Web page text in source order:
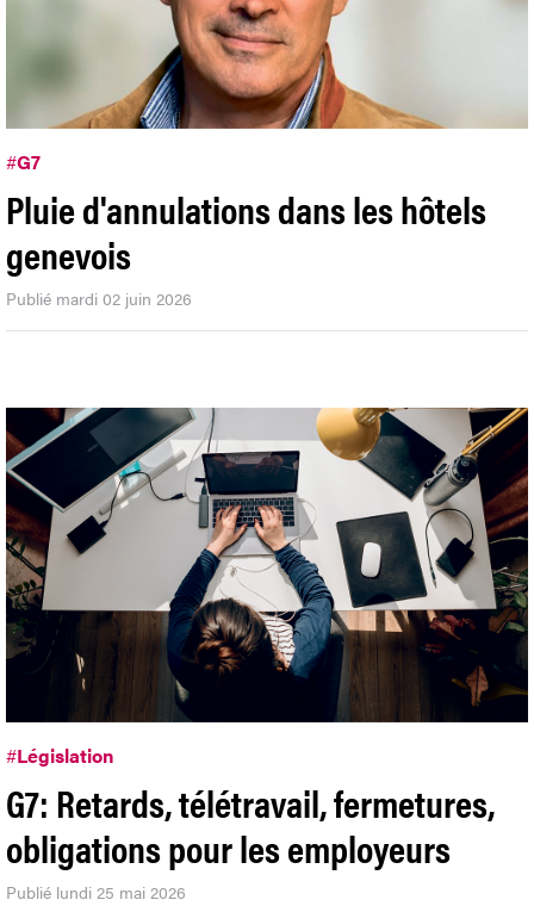
#G7
Pluie d'annulations dans les hôtels
genevois
Publié mardi 02 juin 2026
#Législation
G7: Retards, télétravail, fermetures,
obligations pour les employeurs
Publié lundi 25 mai 2026